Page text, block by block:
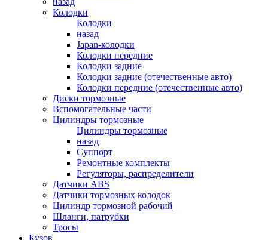
Колодки
Колодки
назад
Japan-колодки
Колодки передние
Колодки задние
Колодки задние (отечественные авто)
Колодки передние (отечественные авто)
Диски тормозные
Вспомогательные части
Цилиндры тормозные
Цилиндры тормозные
назад
Суппорт
Ремонтные комплекты
Регуляторы, распределители
Датчики ABS
Датчики тормозных колодок
Цилиндр тормозной рабочий
Шланги, патрубки
Тросы
Кузов